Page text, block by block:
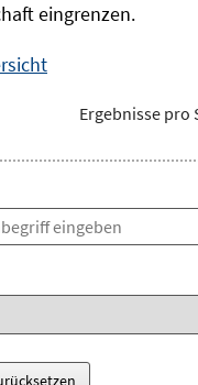
eingrenzen.
Ergebnisse pro